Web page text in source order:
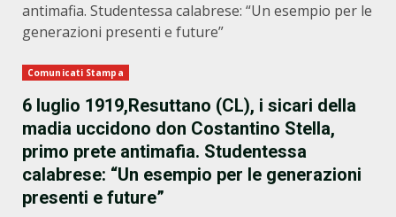
antimafia. Studentessa calabrese: “Un esempio per le
generazioni presenti e future”
Comunicati Stampa
6 luglio 1919,Resuttano (CL), i sicari della
madia uccidono don Costantino Stella,
primo prete antimafia. Studentessa
calabrese: “Un esempio per le generazioni
presenti e future”